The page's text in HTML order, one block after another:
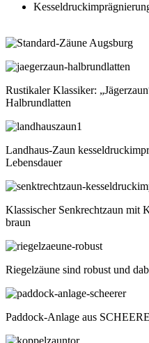
Rustikaler Klassiker:
Halbrundlatten
Landhaus-Zaun
Lebensdauer
Klassischer Senkrechtzaun mit
braun
Riegelzäune sind robust und
Paddock-Anlage aus